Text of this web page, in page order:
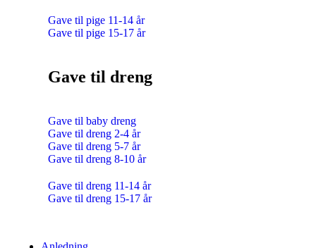
Gave til pige 11-14 år
Gave til pige 15-17 år
Gave til dreng
Gave til baby dreng
Gave til dreng 2-4 år
Gave til dreng 5-7 år
Gave til dreng 8-10 år
Gave til dreng 11-14 år
Gave til dreng 15-17 år